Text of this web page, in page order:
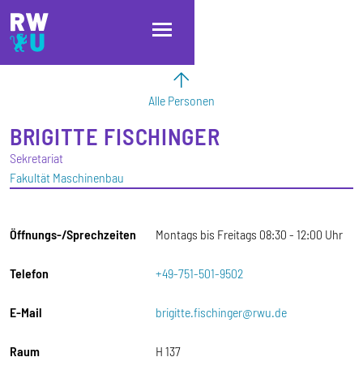
Direkt zum Inhalt
Direkt zur Hauptnavigation
Direkt zum Fußbereich
Alle Personen
BRIGITTE FISCHINGER
Sekretariat
Fakultät Maschinenbau
Öffnungs-/Sprechzeiten Montags bis Freitags 08:30 - 12:00 Uhr
Telefon +49-751-501-9502
E-Mail brigitte.fischinger@rwu.de
Raum H 137